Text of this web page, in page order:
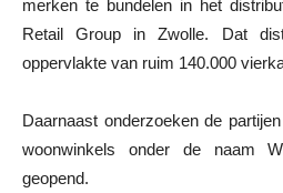
merken te bundelen in het
Retail Group in Zwolle. Dat
oppervlakte van ruim 140.000
Daarnaast onderzoeken de
woonwinkels onder de naam
geopend.